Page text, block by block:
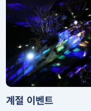
계절 이벤트